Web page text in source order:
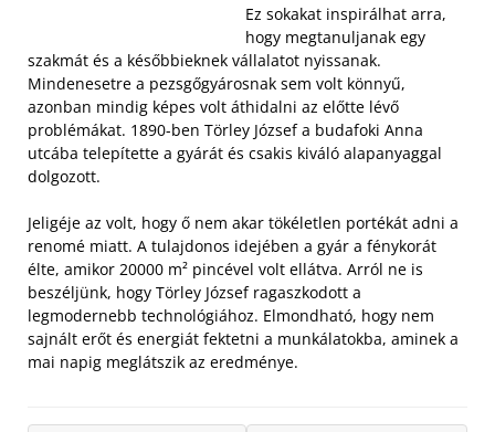
Ez sokakat inspirálhat arra,
hogy megtanuljanak egy
szakmát és a későbbieknek vállalatot nyissanak.
Mindenesetre a pezsgőgyárosnak sem volt könnyű,
azonban mindig képes volt áthidalni az előtte lévő
problémákat. 1890-ben Törley József a budafoki Anna
utcába telepítette a gyárát és csakis kiváló alapanyaggal
dolgozott.
Jeligéje az volt, hogy ő nem akar tökéletlen portékát adni a
renomé miatt. A tulajdonos idejében a gyár a fénykorát
élte, amikor 20000 m² pincével volt ellátva. Arról ne is
beszéljünk, hogy Törley József ragaszkodott a
legmodernebb technológiához. Elmondható, hogy nem
sajnált erőt és energiát fektetni a munkálatokba, aminek a
mai napig meglátszik az eredménye.